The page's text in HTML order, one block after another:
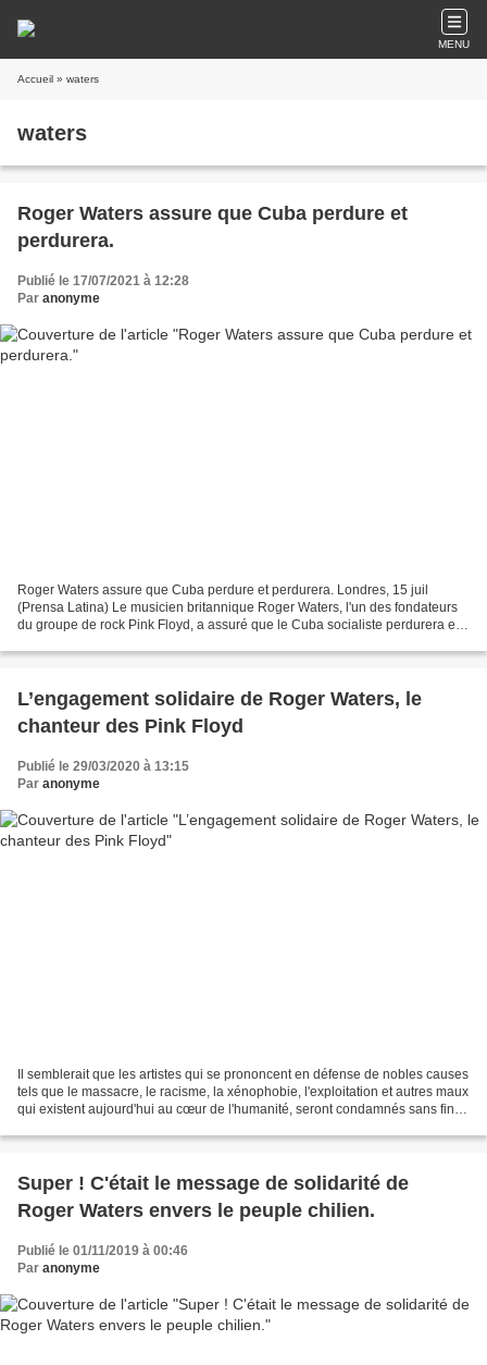
MENU
Accueil » waters
waters
Roger Waters assure que Cuba perdure et
perdurera.
Publié le 17/07/2021 à 12:28
Par anonyme
Roger Waters assure que Cuba perdure et perdurera. Londres, 15 juil
(Prensa Latina) Le musicien britannique Roger Waters, l'un des fondateurs
du groupe de rock Pink Floyd, a assuré que le Cuba socialiste perdurera et
L’engagement solidaire de Roger Waters, le
chanteur des Pink Floyd
Publié le 29/03/2020 à 13:15
Par anonyme
Il semblerait que les artistes qui se prononcent en défense de nobles causes
tels que le massacre, le racisme, la xénophobie, l'exploitation et autres maux
qui existent aujourd'hui au cœur de l'humanité, seront condamnés sans fin
Super ! C'était le message de solidarité de
Roger Waters envers le peuple chilien.
Publié le 01/11/2019 à 00:46
Par anonyme